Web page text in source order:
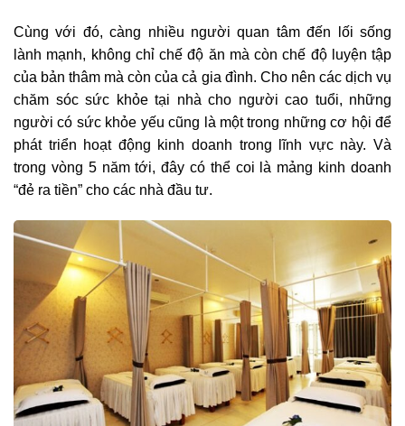
Cùng với đó, càng nhiều người quan tâm đến lối sống
lành mạnh, không chỉ chế độ ăn mà còn chế độ luyện tập
của bản thâm mà còn của cả gia đình. Cho nên các dịch vụ
chăm sóc sức khỏe tại nhà cho người cao tuổi, những
người có sức khỏe yếu cũng là một trong những cơ hội để
phát triển hoạt động kinh doanh trong lĩnh vực này. Và
trong vòng 5 năm tới, đây có thể coi là mảng kinh doanh
“đẻ ra tiền” cho các nhà đầu tư.